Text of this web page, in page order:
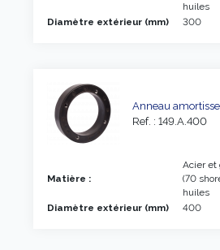
huiles
Diamètre extérieur (mm)
300
Anneau
Ref. : 149.A.400
Matière :
Acier et
(70
huiles
Diamètre extérieur (mm)
400